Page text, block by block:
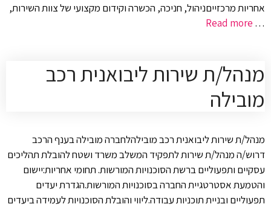
אחריות מרכזייםניהול, חניכה, הכשרה וקידום מקצועי של צוות השירות,
…
Read more
מנהל/ת שירות ליבואנית רכב
מובילה
מנהל/ת שירות ליבואנית רכב מובילהלחברה מובילה בענף הרכב
דרוש/ה מנהל/ת שירות לתפקיד המשלב משרד ושטח להובלת תהליכים
עסקיים ותפעוליים ברשת הסוכנויות המורשות. תחומי אחריות:יישום
והטמעת אסטרטגיית החברה בסוכנויות המורשות.הגדרת יעדים
תפעוליים ובניית תוכניות עבודה.ליווי והובלת הסוכנויות לעמידה ביעדים